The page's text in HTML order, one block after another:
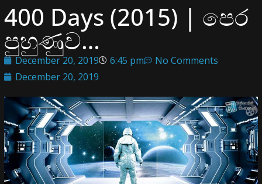
400 Days (2015) | පෙර
පුහුණුව…
December 20, 2019 6:45 pm
No Comments
December 20, 2019